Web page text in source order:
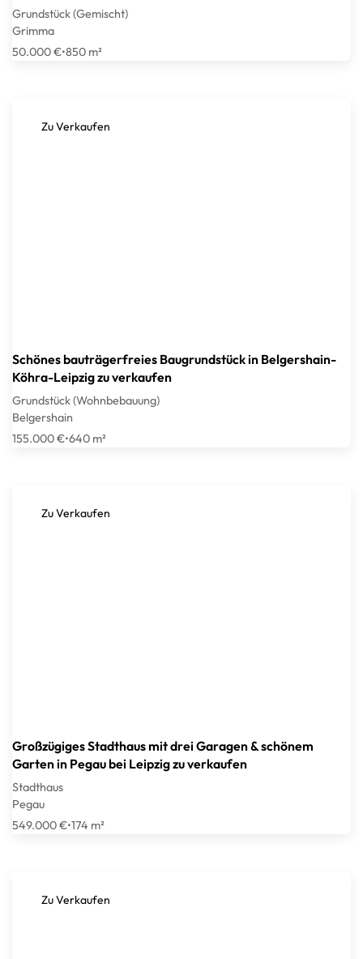
Grundstück (Gemischt)
Grimma
50.000 €•850 m²
Zu Verkaufen
Schönes bauträgerfreies Baugrundstück in Belgershain-
Köhra-Leipzig zu verkaufen
Grundstück (Wohnbebauung)
Belgershain
155.000 €•640 m²
Zu Verkaufen
Großzügiges Stadthaus mit drei Garagen & schönem
Garten in Pegau bei Leipzig zu verkaufen
Stadthaus
Pegau
549.000 €•174 m²
Zu Verkaufen